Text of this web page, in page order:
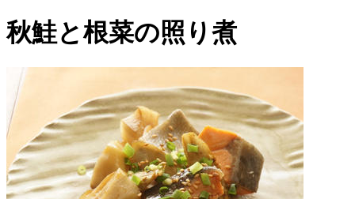
秋鮭と根菜の照り煮